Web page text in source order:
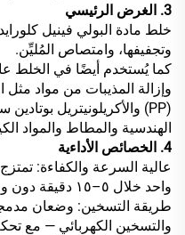
3. الغرض الرئيسي
وتجفيفها، وامتصاص المُليِّن.
كما يُستخدم أيضًا في الخلط
الهندسية والمطاط والمواد
4. الخصائص الأداءية
عالية السرعة والكفاءة:
واحد خلال ٥–١٥ دقيقة دون وجود أي زوايا ميتة.
طريقة التسخين: وضعان
والتسخين الكهربائي — مع